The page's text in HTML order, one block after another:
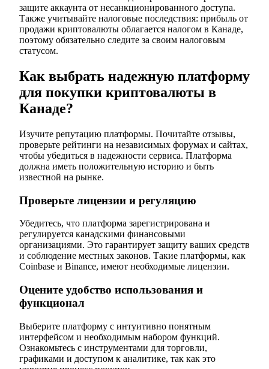
защите аккаунта от несанкционированного доступа.
Также учитывайте налоговые последствия: прибыль от
продажи криптовалюты облагается налогом в Канаде,
поэтому обязательно следите за своим налоговым
статусом.
Как выбрать надежную платформу
для покупки криптовалюты в
Канаде?
Изучите репутацию платформы. Почитайте отзывы,
проверьте рейтинги на независимых форумах и сайтах,
чтобы убедиться в надежности сервиса. Платформа
должна иметь положительную историю и быть
известной на рынке.
Проверьте лицензии и регуляцию
Убедитесь, что платформа зарегистрирована и
регулируется канадскими финансовыми
организациями. Это гарантирует защиту ваших средств
и соблюдение местных законов. Такие платформы, как
Coinbase и Binance, имеют необходимые лицензии.
Оцените удобство использования и
функционал
Выберите платформу с интуитивно понятным
интерфейсом и необходимым набором функций.
Ознакомьтесь с инструментами для торговли,
графиками и доступом к аналитике, так как это